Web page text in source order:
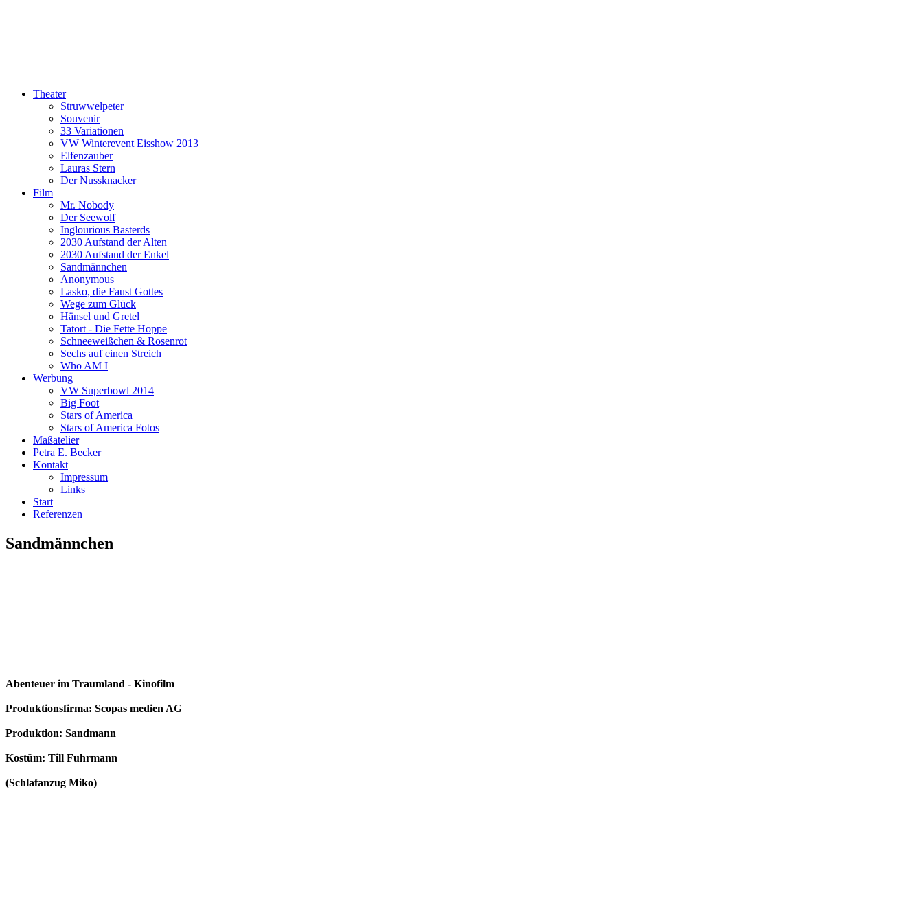
Theater
Struwwelpeter
Souvenir
33 Variationen
VW Winterevent Eisshow 2013
Elfenzauber
Lauras Stern
Der Nussknacker
Film
Mr. Nobody
Der Seewolf
Inglourious Basterds
2030 Aufstand der Alten
2030 Aufstand der Enkel
Sandmännchen
Anonymous
Lasko, die Faust Gottes
Wege zum Glück
Hänsel und Gretel
Tatort - Die Fette Hoppe
Schneeweißchen & Rosenrot
Sechs auf einen Streich
Who AM I
Werbung
VW Superbowl 2014
Big Foot
Stars of America
Stars of America Fotos
Maßatelier
Petra E. Becker
Kontakt
Impressum
Links
Start
Referenzen
Sandmännchen
Abenteuer im Traumland - Kinofilm
Produktionsfirma: Scopas medien AG
Produktion: Sandmann
Kostüm: Till Fuhrmann
(Schlafanzug Miko)